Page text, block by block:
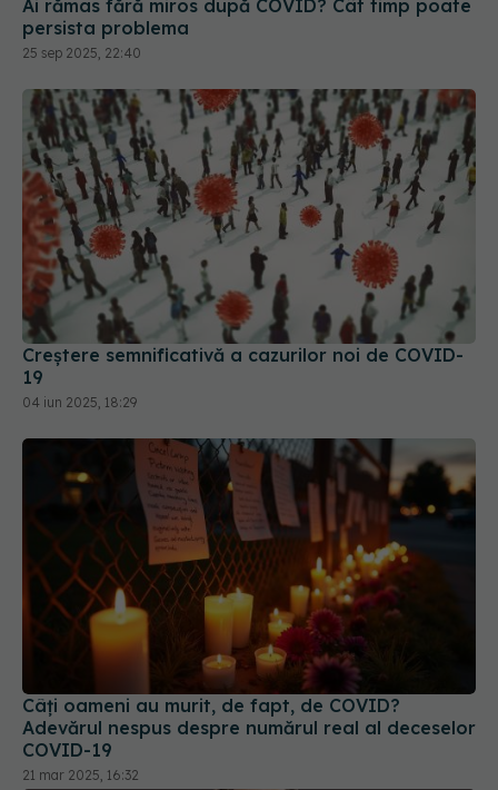
Ai rămas fără miros după COVID? Cât timp poate
persista problema
25 sep 2025, 22:40
Creștere semnificativă a cazurilor noi de COVID-
19
04 iun 2025, 18:29
Câți oameni au murit, de fapt, de COVID?
Adevărul nespus despre numărul real al deceselor
COVID-19
21 mar 2025, 16:32